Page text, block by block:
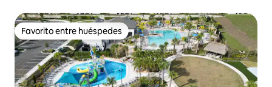
Favorito entre huéspedes
Favorito entre huéspedes